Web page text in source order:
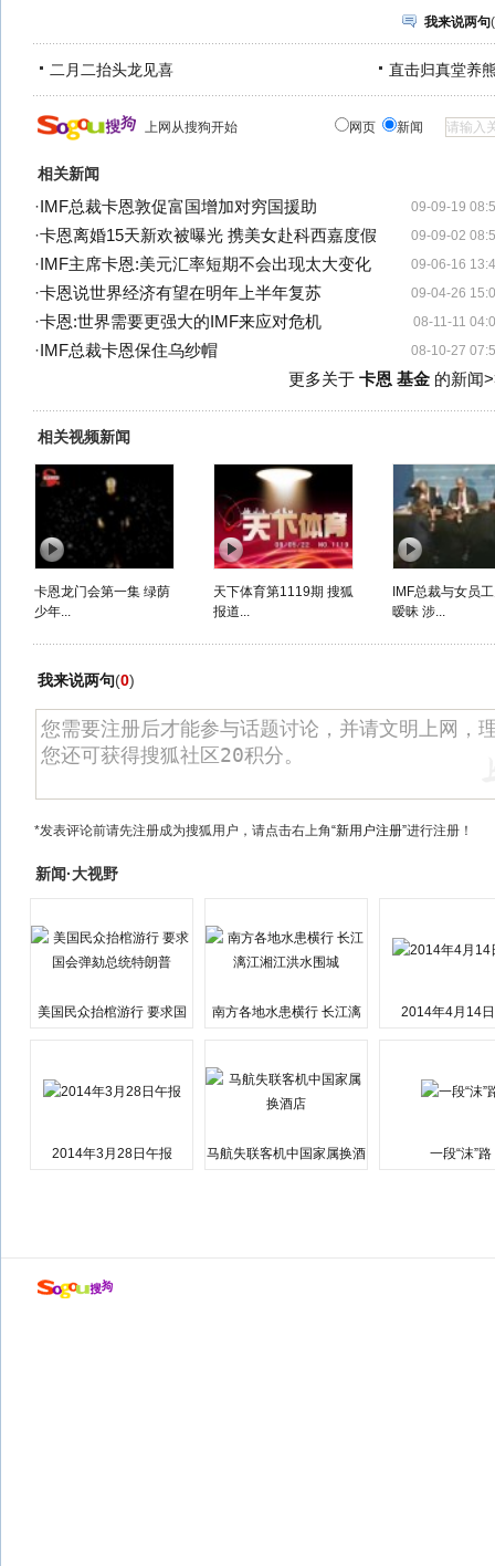
我来说两句(
二月二抬头龙见喜 直击归真堂养
上网从搜狗开始 网页 新闻
相关新闻
09-09-19
· IMF总裁卡恩敦促富国增加对穷国援助
09-09-02
·卡恩离婚15天新欢被曝光 携美女赴科西嘉度假
09-06-16
· IMF主席卡恩:美元汇率短期不会出现太大变化
09-04-26
·卡恩说世界经济有望在明年上半年复苏
08-11-11
·卡恩:世界需要更强大的IMF来应对危机
08-10-27
· IMF总裁卡恩保住乌纱帽
更多关于 卡恩 基金的新闻
相关视频新闻
卡恩龙门会第一集 绿荫
少年...
天下体育第1119期 搜狐
报道...
IMF总裁与女员
暧昧 涉...
我来说两句(0)
*发表评论前请先注册成为搜狐用户，请点击右上角“新用户注册”进行注册！
新闻·大视野
美国民众抬棺游行 要求国
南方各地水患横行 长江漓
2014年4月14
2014年3月28日午报
马航失联客机中国家属换酒
一段“沫”路